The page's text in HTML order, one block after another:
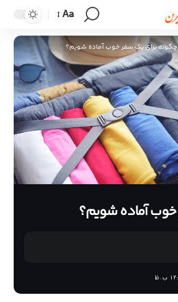
Aa
چگونه برای یک سفر خوب آماده شویم؟
آماده شویم؟